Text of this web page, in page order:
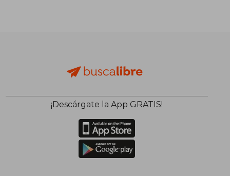
$ 30.52
$ 16.78
45%
¡Descárgate la App GRATIS!